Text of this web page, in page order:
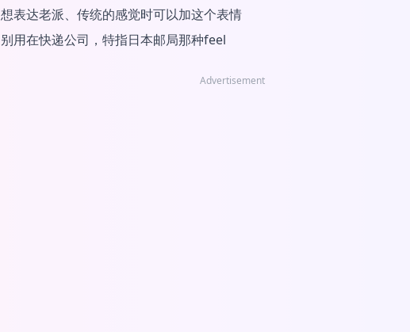
想表达老派、传统的感觉时可以加这个表情
别用在快递公司，特指日本邮局那种feel
Advertisement